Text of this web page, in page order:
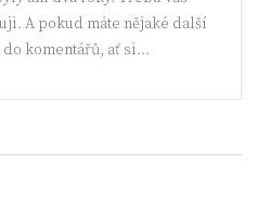
A pokud máte nějaké další
komentářů, ať si...